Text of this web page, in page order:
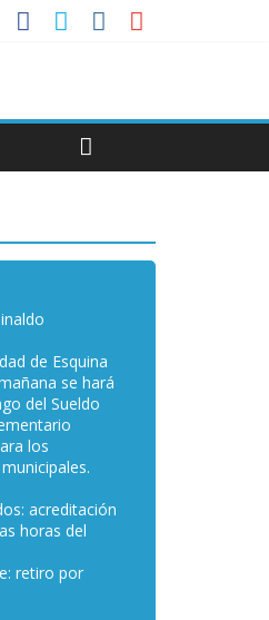
de Esquina
se hará
del Sueldo
los
acreditación
horas del
retiro por